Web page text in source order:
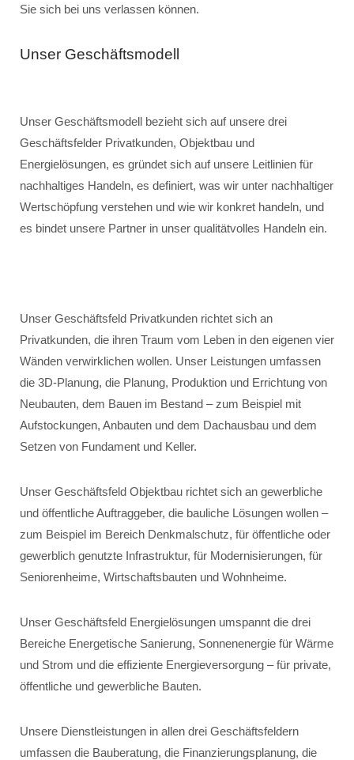
Sie sich bei uns verlassen können.
Unser Geschäftsmodell
Unser Geschäftsmodell bezieht sich auf unsere drei
Geschäftsfelder Privatkunden, Objektbau und
Energielösungen, es gründet sich auf unsere Leitlinien für
nachhaltiges Handeln, es definiert, was wir unter nachhaltiger
Wertschöpfung verstehen und wie wir konkret handeln, und
es bindet unsere Partner in unser qualitätvolles Handeln ein.
Unser Geschäftsfeld Privatkunden richtet sich an
Privatkunden, die ihren Traum vom Leben in den eigenen vier
Wänden verwirklichen wollen. Unser Leistungen umfassen
die 3D-Planung, die Planung, Produktion und Errichtung von
Neubauten, dem Bauen im Bestand – zum Beispiel mit
Aufstockungen, Anbauten und dem Dachausbau und dem
Setzen von Fundament und Keller.
Unser Geschäftsfeld Objektbau richtet sich an gewerbliche
und öffentliche Auftraggeber, die bauliche Lösungen wollen –
zum Beispiel im Bereich Denkmalschutz, für öffentliche oder
gewerblich genutzte Infrastruktur, für Modernisierungen, für
Seniorenheime, Wirtschaftsbauten und Wohnheime.
Unser Geschäftsfeld Energielösungen umspannt die drei
Bereiche Energetische Sanierung, Sonnenenergie für Wärme
und Strom und die effiziente Energieversorgung – für private,
öffentliche und gewerbliche Bauten.
Unsere Dienstleistungen in allen drei Geschäftsfeldern
umfassen die Bauberatung, die Finanzierungsplanung, die